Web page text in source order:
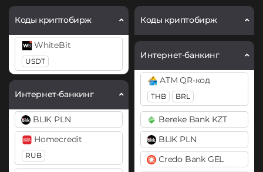
Compound (COMP)
Cosmos (ATOM)
Curve (CRV)
DAI
ERC20
DASH
Decentraland (MANA)
Dogecoin (DOGE)
EUR USD
USD EUR
Volet (AdvCash)
USD
Zelle
USD
Коды криптобирж
WhiteBit
USDT
Интернет-банкинг
BLIK PLN
Homecredit
RUB
Cronos (CRO)
DASH
Decentraland (MANA)
DOGE
Polkadot (DOT)
DOT
Ethereum (ETH)
BEP20 ERC20
OP
ARB
BASE
PayPal
PaySera
USD EUR
Paytm INR
Pix BRL
Revolut
EUR USD GBP
Коды криптобирж
Интернет-банкинг
ATM QR-код
THB BRL
Bereke Bank KZT
BLIK PLN
Credo Bank GEL